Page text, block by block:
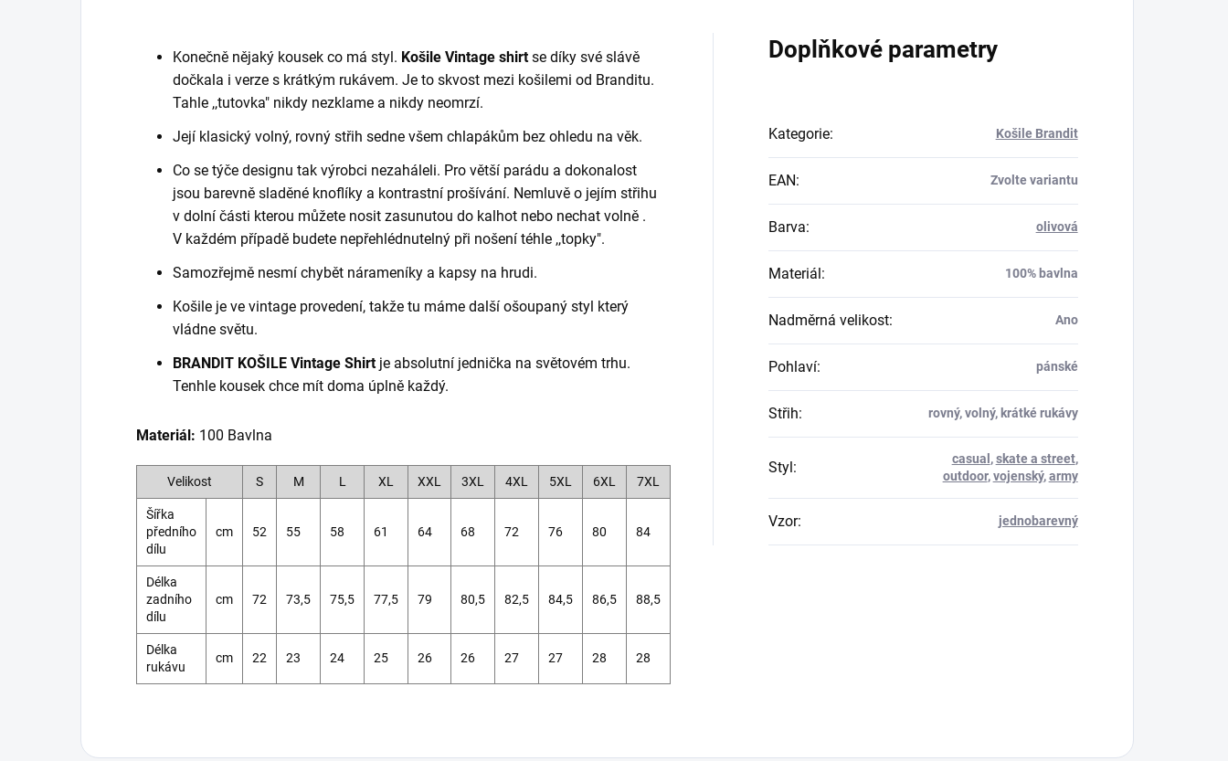
Konečně nějaký kousek co má styl. Košile Vintage shirtse díky své slávě
dočkala i verze s krátkým rukávem. Je to skvost mezi košilemi od Branditu.
Tahle ,,tutovka" nikdy nezklame a nikdy neomrzí.
Její klasický volný, rovný střih sedne všem chlapákům bez ohledu na věk.
Co se týče designu tak výrobci nezaháleli. Pro větší parádu a dokonalost
jsou barevně sladěné knoflíky a kontrastní prošívání. Nemluvě o jejím střihu
v dolní části kterou můžete nosit zasunutou do kalhot nebo nechat volně .
V každém případě budete nepřehlédnutelný při nošení téhle ,,topky".
Samozřejmě nesmí chybět nárameníky a kapsy na hrudi.
Košile je ve vintage provedení, takže tu máme další ošoupaný styl který
vládne světu.
BRANDIT KOŠILE Vintage Shirtje absolutní jednička na světovém trhu.
Tenhle kousek chce mít doma úplně každý.
Materiál: 100 Bavlna
Velikost S M L XL XXL 3XL 4XL 5XL 6XL 7XL
Šířka
předního
dílu
cm 52 55 58 61 64 68 72 76 80 84
Délka
zadního
dílu
cm 72 73,5 75,5 77,5 79 80,5 82,5 84,5 86,5 88,5
Délka
rukávu
cm 22 23 24 25 26 26 27 27 28 28
Doplňkové parametry
Kategorie: Košile Brandit
EAN: Zvolte variantu
Barva: olivová
Materiál : 100% bavlna
Nadměrná velikost: Ano
Pohlaví: pánské
Střih: rovný, volný, krátké rukávy
Styl : casual ,skate a street,
outdoor,vojenský,army
Vzor: jednobarevný